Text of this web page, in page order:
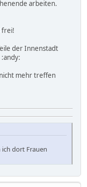
arbeiten.
frei!
der Innenstadt
mehr treffen
ich dort Frauen